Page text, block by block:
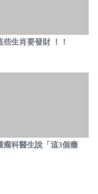
生肖要發財 ！！
瘤科醫生說「這3個癥